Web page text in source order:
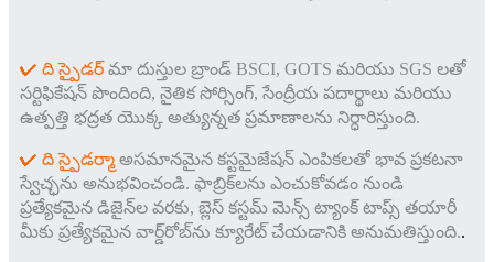
✔ ది స్పైడర్ మా దుస్తుల బ్రాండ్ BSCI, GOTS మరియు SGS లతో
సర్టిఫికేషన్ పొందింది, నైతిక సోర్సింగ్, సేంద్రీయ పదార్థాలు మరియు
ఉత్పత్తి భద్రత యొక్క అత్యున్నత ప్రమాణాలను నిర్ధారిస్తుంది.
✔ ది స్పైడర్ మా అసమానమైన కస్టమైజేషన్ ఎంపికలతో భావ ప్రకటనా
స్వేచ్ఛను అనుభవించండి. ఫాబ్రిక్‌లను ఎంచుకోవడం నుండి
ప్రత్యేకమైన డిజైన్‌ల వరకు, బ్లెస్ కస్టమ్ మెన్స్ ట్యాంక్ టాప్స్ తయారీ
మీకు ప్రత్యేకమైన వార్డ్‌రోబ్‌ను క్యూరేట్ చేయడానికి అనుమతిస్తుంది..